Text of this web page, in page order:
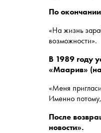
По
«На жизнь
возможности».
В 1989 году
«Маарив» (на
«Меня
Именно
После
новости».